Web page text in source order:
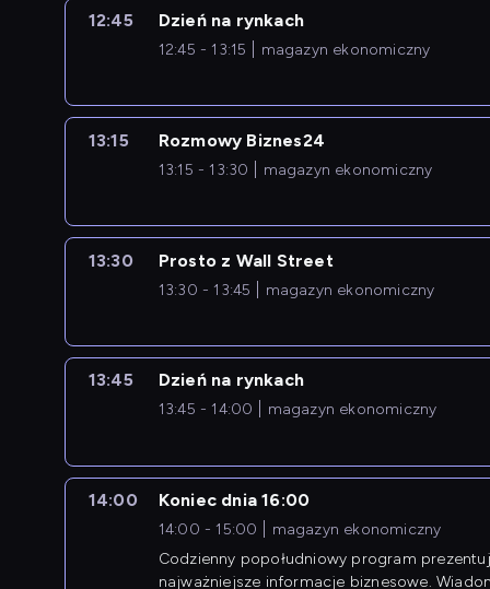
12:45 Dzień na rynkach
12:45 - 13:15 magazyn ekonomiczny
13:15 Rozmowy Biznes24
13:15 - 13:30 magazyn ekonomiczny
13:30 Prosto z Wall Street
13:30 - 13:45 magazyn ekonomiczny
13:45 Dzień na rynkach
13:45 - 14:00 magazyn ekonomiczny
14:00 Koniec dnia 16:00
14:00 - 15:00
magazyn ekonomiczny
Codzienny popołudniowy program
najważniejsze informacje biznesowe.